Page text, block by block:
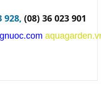
928, (08) 36 023 901